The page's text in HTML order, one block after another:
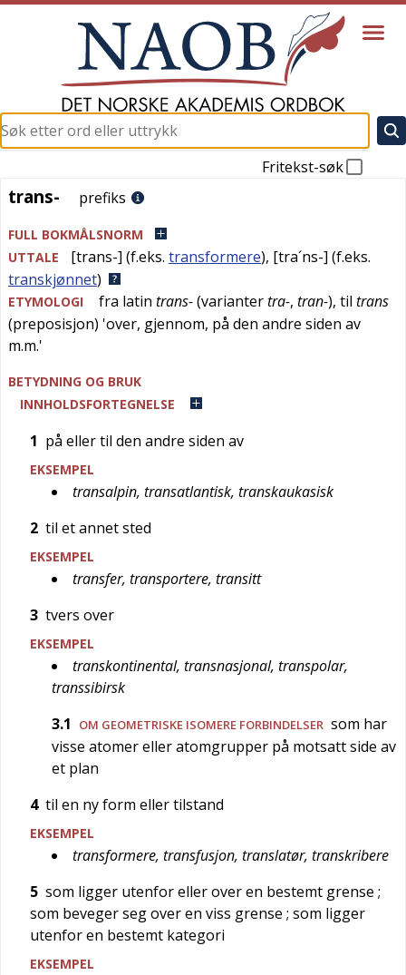
Fritekst-søk
trans-
trans- prefiks
FULL BOKMÅLSNORM
UTTALE
[trans-] (f.eks. transformere), [tra´ns-] (f.eks.
transkjønnet)
ETYMOLOGI fra latin trans-(variantertra-, tran-), til trans
(preposisjon) 'over, gjennom, på den andre siden av
m.m.'
BETYDNING OG BRUK
INNHOLDSFORTEGNELSE
1 på eller til den andre siden av
EKSEMPEL
transalpin, transatlantisk, transkaukasisk
2 til et annet sted
EKSEMPEL
transfer, transportere, transitt
3 tvers over
EKSEMPEL
transkontinental, transnasjonal, transpolar,
transsibirsk
3.1
OM GEOMETRISKE ISOMERE FORBINDELSER som har
visse atomer eller atomgrupper på motsatt side av
et plan
4 til en ny form eller tilstand
EKSEMPEL
transformere, transfusjon, translatør, transkribere
5 som ligger utenfor eller over en bestemt grense ;
som beveger seg over en viss grense ; som ligger
utenfor en bestemt kategori
EKSEMPEL